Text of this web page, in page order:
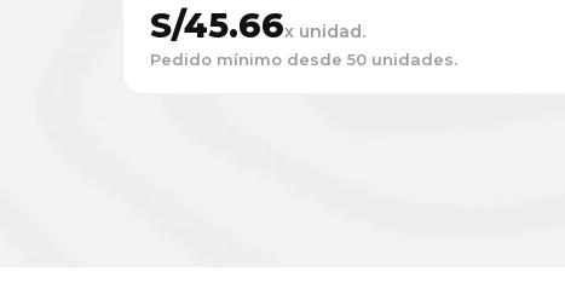
S/45.66x unidad.
Pedido mínimo desde 50 unidades.